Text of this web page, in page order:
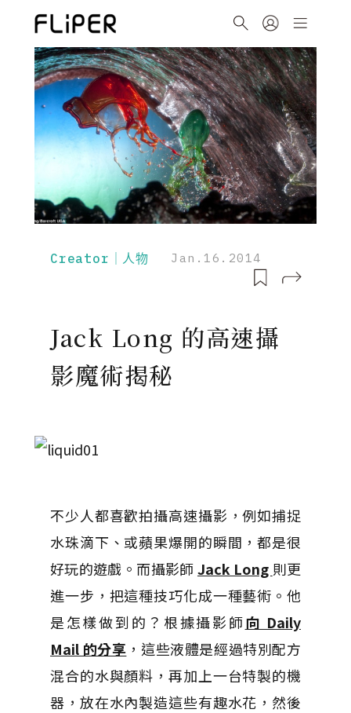
Creator｜人物 Jan.16.2014
Jack Long 的高速攝
影魔術揭秘
不少人都喜歡拍攝高速攝影，例如捕捉
水珠滴下、或蘋果爆開的瞬間，都是很
好玩的遊戲。而攝影師Jack Long 則更
進一步，把這種技巧化成一種藝術。他
是怎樣做到的？根據攝影師向 Daily
Mail 的分享 ，這些液體是經過特別配方
混合的水與顏料，再加上一台特製的機
器，放在水內製造這些有趣水花，然後